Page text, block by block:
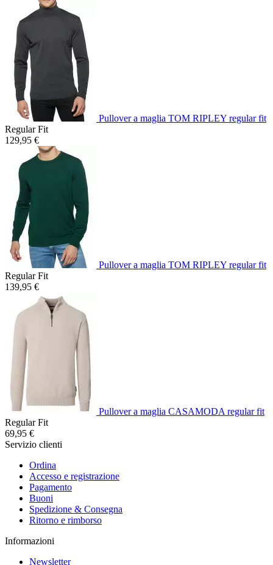
Pullover a maglia TOM RIPLEY regular fit
Regular Fit
129,95 €
Pullover a maglia TOM RIPLEY regular fit
Regular Fit
139,95 €
Pullover a maglia CASAMODA regular fit
Regular Fit
69,95 €
Servizio clienti
Ordina
Accesso e registrazione
Pagamento
Buoni
Spedizione & Consegna
Ritorno e rimborso
Informazioni
Newsletter